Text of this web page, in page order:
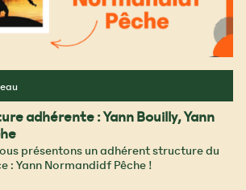
adhérente : Yann Bouilly, Yann
présentons un adhérent structure du
: Yann Normandidf Pêche !